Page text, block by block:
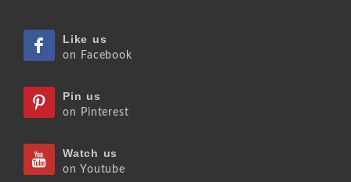
Like us
on Facebook
Pin us
on Pinterest
Watch us
on Youtube